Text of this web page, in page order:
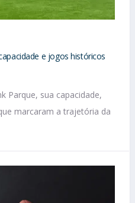
e jogos históricos
Parque, sua capacidade,
marcaram a trajetória da